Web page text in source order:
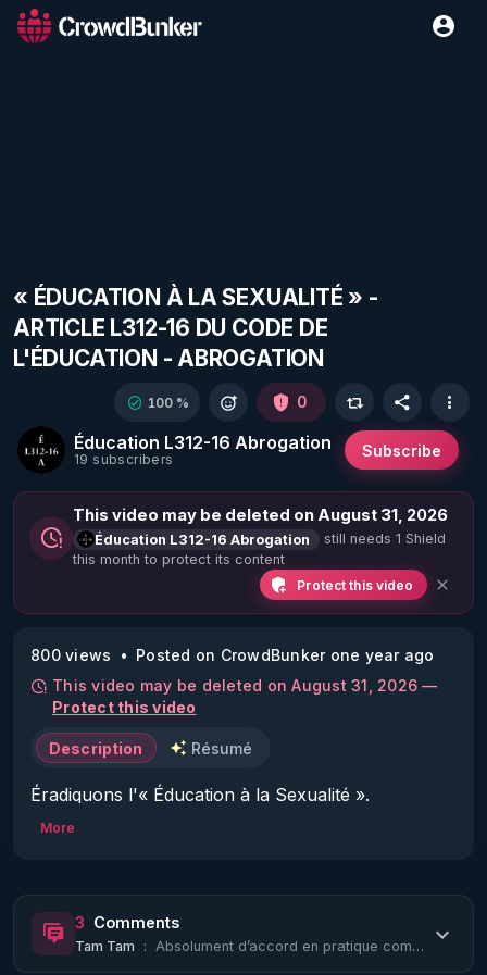
« ÉDUCATION À LA SEXUALITÉ » -
ARTICLE L312-16 DU CODE DE
L'ÉDUCATION - ABROGATION
Éducation L312-16 Abrogation
19 subscribers Subscribe
100 % 0
This video may be deleted on August 31, 2026
Éducation L312-16 Abrogation
still needs 1 Shield
this month to protect its content
Protect this video
800 views
Posted on CrowdBunker one year ago
This video may be deleted on August 31, 2026 —
Protect this video
Description Résumé
Éradiquons l'« Éducation à la Sexualité ».
#EducationL31216Abrogation
More
3 Comments
Tam Tam : Absolument d’accord en pratique comment fait-on?